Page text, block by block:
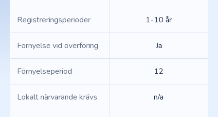
Registreringsperioder 1-10 år
Förnyelse vid överföring Ja
Förnyelseperiod 12
Lokalt närvarande krävs n/a